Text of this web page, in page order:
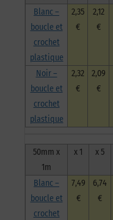
Blanc –
boucle et
crochet
plastique
2,35
€
2,12
€
Noir –
boucle et
crochet
plastique
2,32
€
2,09
€
50mm x
1m
x 1 x 5
Blanc –
boucle et
crochet
7,49
€
6,74
€